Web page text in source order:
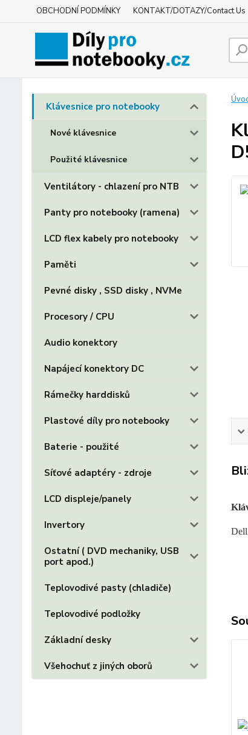
OBCHODNÍ PODMÍNKY KONTAKT/DOTAZY/Contact Us
Klávesnice pro notebooky
Nové klávesnice
Použité klávesnice
Ventilátory - chlazení pro NTB
Panty pro notebooky (ramena)
LCD flex kabely pro notebooky
Paměti
Pevné disky , SSD disky , NVMe
Procesory / CPU
Audio konektory
Napájecí konektory DC
Rámečky harddisků
Plastové díly pro notebooky
Baterie - použité
Síťové adaptéry - zdroje
LCD displeje/panely
Invertory
Ostatní ( DVD mechaniky, USB
port apod.)
Teplovodivé pasty (chladiče)
Teplovodivé podložky
Základní desky
Všehochuť z jiných oborů